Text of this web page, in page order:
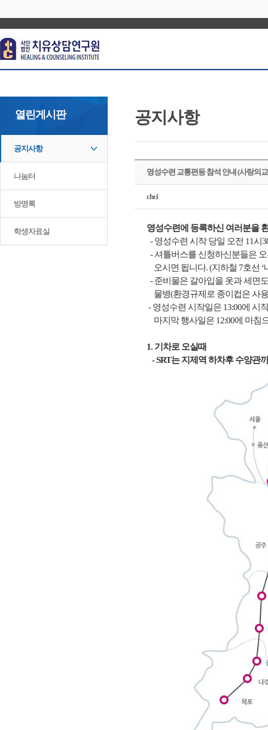
열린게시판
공지사항
나눔터
방명록
학생자료실
공지사항
영성수련 교통편등 참석 안내 (사랑의
chci
영성수련에 등록하신 여러분을
- 영성수련 시작 당일 오전 11시
- 셔틀버스를 신청하신분들은
오시면 됩니다. (지하철 7호선
- 준비물은 갈아입을 옷과 세면
물병(환경규제로 종이컵은 사
- 영성수련 시작일은 13:00에 시
마지막 행사일은 12:00에 마침
1. 기차로 오실때
- SRT는 지제역 하차후 수양관